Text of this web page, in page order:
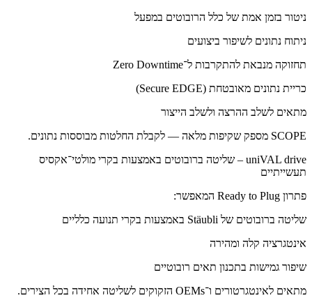
ניטור בזמן אמת של כלל הרובוטים במפעל
ניתוח נתונים לשיפור ביצועים
תחזוקה מנבאת להתקרבות ל־Zero Downtime
כריית נתונים מאובטחת (Secure EDGE)
מתאים לשלב ההרצה ולשלב הייצור
SCOPE מספק שקיפות מלאה — לקבלת החלטות מבוססות נתונים.
uniVAL drive – שליטה ברובוטים באמצעות בקרי מולטי־אקסיס
תעשייתיים
פתרון Ready to Plug המאפשר:
שליטה ברובוטים של Stäubli באמצעות בקרי תנועה כלליים
אינטגרציה קלה ומהירה
שיפור גמישות בתכנון תאים רובוטיים
מתאים לאינטגרטורים ו־OEMs הזקוקים לשליטה אחידה בכל הצירים.